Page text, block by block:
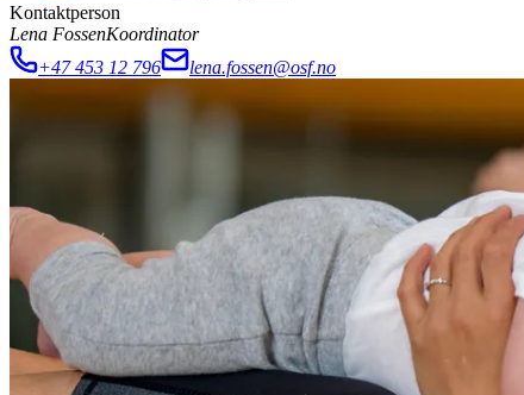
Kontaktperson
Lena FossenKoordinator
+47 453 12 796
lena.fossen@osf.no